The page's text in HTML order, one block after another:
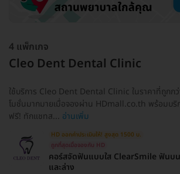
4 แพ็กเกจ
Cleo Dent Dental Clinic
ใช้บริการ Cleo Dent Dental Clinic ในราคาที่ถูกก
โมชั่นมากมายเมื่อจองผ่าน HDmall.co.th พร้อมบริ
ฟรี! ทักแชทส... อ่านเพิ่ม
HD ออกค่าประเมินให้! สูงสุด 1500 บ.
ถูกที่สุดเมื่อจองกับ HD
คอร์สจัดฟันแบบใส ClearSmile ฟันบน
และล่าง